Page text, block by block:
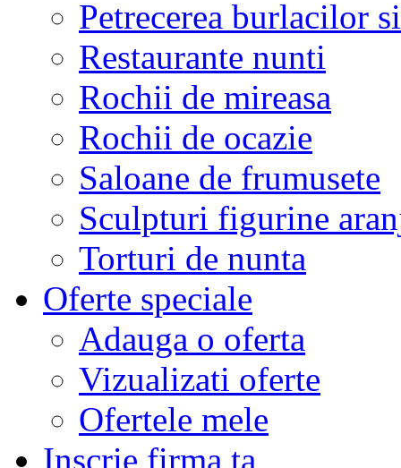
Petrecerea burlacilor
Restaurante nunti
Rochii de mireasa
Rochii de ocazie
Saloane de frumusete
Sculpturi figurine
Torturi de nunta
Oferte speciale
Adauga o oferta
Vizualizati oferte
Ofertele mele
Inscrie firma ta